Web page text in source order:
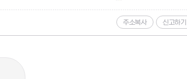
주소복사 신고하기